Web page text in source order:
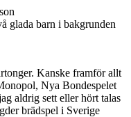
Kanske framför allt
Nya Bondespelet
aldrig sett eller hört talas
brädspel i Sverige